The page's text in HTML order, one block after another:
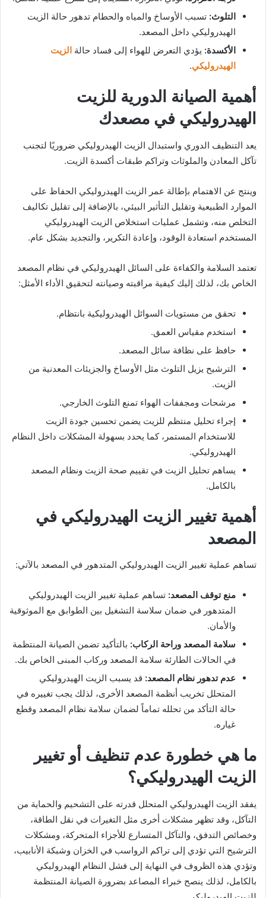
thepolarispetsalon.com
suchemuryesklep.pl
truhlarstvibilek.cz
modré sandály na podpatku
vm 1986 trøje
التلوث: تسبب الأوساخ والمياه والحطام تدهور حالة الزيت
الهيدروليكي داخل المصعد.
الأكسدة: يؤدي التعرض للهواء إلى فساد حالة الزيت
الهيدروليكي.
أهمية الصيانة الدورية للزيت
الهيدروليكي في مصعدك
يعد التنظيف الدوري واستبدال الزيت الهيدروليكي ضروريًا لتجنب
تآكل المعادن والملوثات وتراكم طبقات أكسدة الزيت.
وينتج عن الاهتمام بإطالة عمر الزيت الهيدروليكي الحفاظ على
الموارد الطبيعية وتقليل التأثير البيئي، بالإضافة إلى تقليل تكاليف
التخلص منه، وتشمل عمليات استخلاص الزيت الهيدروليكي
المستخدم استعادة الوقود، وإعادة التكرير، والتجديد بشكل عام.
تعتمد السلامة والكفاءة على السائل الهيدروليكي في نظام المصعد
الخاص بك، لذلك إليك كيفية مراقبته وصيانته لتحقيق الأداء الأمثل:
تحقق من مستويات السوائل الهيدروليكية بانتظام.
استخدم مقياس العمق.
حافظ على نظافة سائل المصعد.
الترشيح يزيل التلوث مثل الأوساخ والجزيئات المعدنية من
الزيت.
مرشحات ومجففات الهواء تمنع التلوث الخارجي.
إجراء تحليل منتظم للزيت يضمن تحسين جودة الزيت
للاستخدام المستمر، كما يحدد بسهولة المشكلات داخل النظام
الهيدروليكي.
يساهم تحليل الزيت في تقييم صحة الزيت ونظام المصعد
بالكامل.
أهمية تغيير الزيت الهيدروليكي في
المصعد
تساهم عملية تغيير الزيت الهيدروليكي المتدهور في المصعد بالآتي:
منع توقف المصعد: تساهم عملية تغيير الزيت الهيدروليكي
المتدهور في ضمان سلاسة التشغيل بين الطوابق مع الموثوقية
والأمان.
سلامة المصعد وراحة الركاب: بالتأكيد تضمن الصيانة المنتظمة
في الحالات الطارئة سلامة المصعد وركاب المبنى الخاص بك.
عدم تدهور نظام المصعد: قد يسبب الزيت الهيدروليكي
المتحلل تخريب أنظمة المصعد الأخرى، لذلك يجب تغييره في
حالة التأكد من تحلله تماماً لضمان سلامة نظام المصعد وقطع
غياره.
ما هي خطورة عدم تنظيف أو تغيير
الزيت الهيدروليكي؟
يفقد الزيت الهيدروليكي المتحلل قدرته على التشحيم والحماية من
التآكل، وقد تظهر مشكلات أخرى مثل التغيرات في نقل الطاقة،
وخصائص التدفق، والتآكل المتسارع للأجزاء المتحركة، ومشكلات
الترشيح التي تؤدي إلى تراكم الرواسب في الخزان وشبكة الأنابيب،
وتؤدي هذه الظروف في النهاية إلى فشل النظام الهيدروليكي
بالكامل، لذلك ينصح خبراء المصاعد بضرورة الصيانة المنتظمة